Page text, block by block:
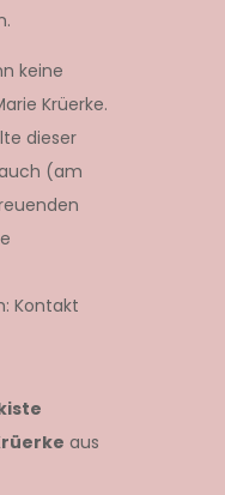
keine
Krüerke.
dieser
(am
Kontakt
aus